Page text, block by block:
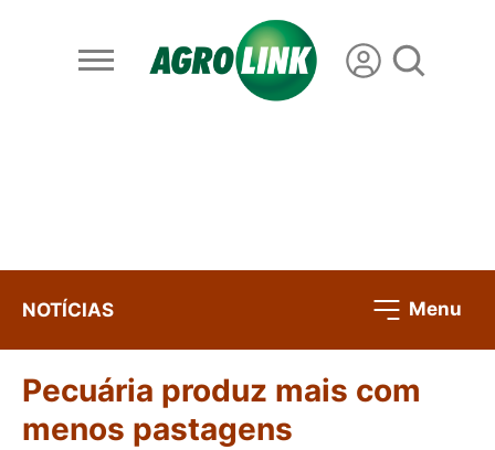
NOTÍCIAS Menu
Pecuária produz mais com
menos pastagens